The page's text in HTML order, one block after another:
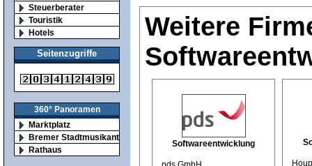
Steuerberater
Touristik
Hotels
Seitenzugriffe
360° Panoramen
Marktplatz
Bremer Stadtmusikanten
Rathaus
Weitere
Softwareentwicklung